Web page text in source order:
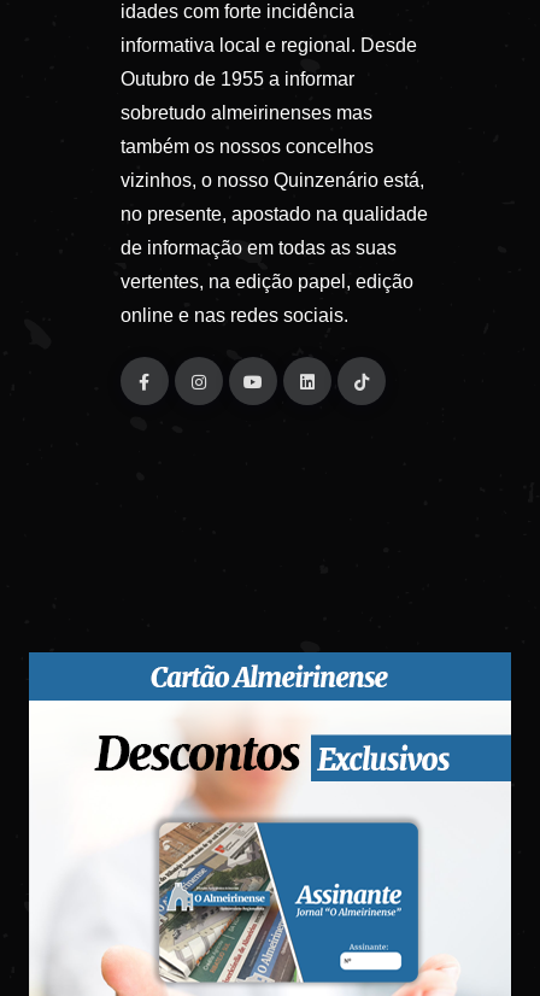
idades com forte incidência
informativa local e regional. Desde
Outubro de 1955 a informar
sobretudo almeirinenses mas
também os nossos concelhos
vizinhos, o nosso Quinzenário está,
no presente, apostado na qualidade
de informação em todas as suas
vertentes, na edição papel, edição
online e nas redes sociais.